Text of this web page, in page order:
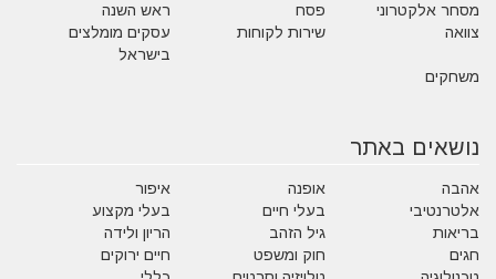
מסחר אלקטרוני
פסח
ראש השנה
צוואה
שירות לקוחות
עסקים מומלצים
בישראל
משחקים
נושאים באתר
אהבה אופנה
איפור
אלטרנטיבי
בעלי חיים
בעלי מקצוע
בריאות
גיל הזהב
הריון ולידה
חגים
חוק ומשפט
חיים ירוקים